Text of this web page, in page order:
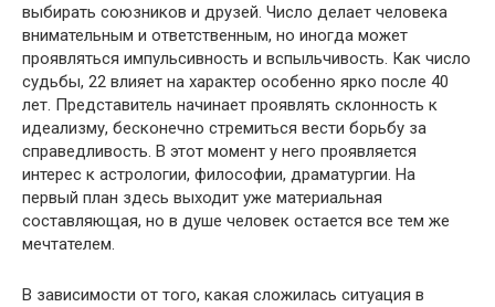
выбирать союзников и друзей. Число делает человека
внимательным и ответственным, но иногда может
проявляться импульсивность и вспыльчивость. Как число
судьбы, 22 влияет на характер особенно ярко после 40
лет. Представитель начинает проявлять склонность к
идеализму, бесконечно стремиться вести борьбу за
справедливость. В этот момент у него проявляется
интерес к астрологии, философии, драматургии. На
первый план здесь выходит уже материальная
составляющая, но в душе человек остается все тем же
мечтателем.
В зависимости от того, какая сложилась ситуация в